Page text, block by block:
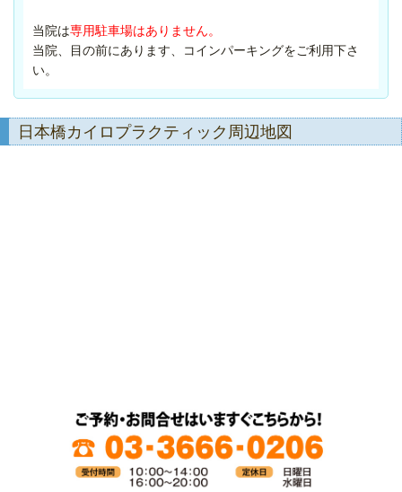
当院は専用駐車場はありません。
当院、目の前にあります、コインパーキングをご利用下さ
い。
日本橋カイロプラクティック周辺地図